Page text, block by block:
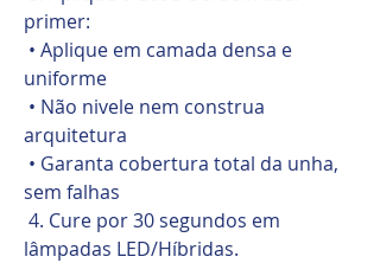
primer:
• Aplique em camada densa e
uniforme
• Não nivele nem construa
arquitetura
• Garanta cobertura total da unha,
sem falhas
4. Cure por 30 segundos em
lâmpadas LED/Híbridas.